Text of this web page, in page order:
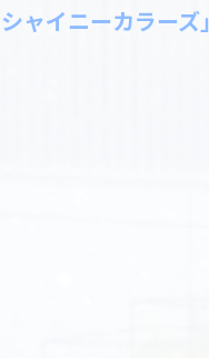
ャイニーカラーズ」